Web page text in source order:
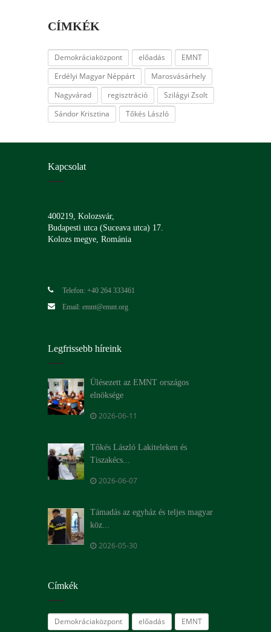
CÍMKÉK
Demokráciaközpont előadás
EMNT
Erdélyi Magyar Néppárt
Marosvásárhely
Nagyvárad
regisztráció
Szilágyi Zsolt
Sándor Krisztina
Tőkés László
Kapcsolat
400219, Kolozsvár,
Budapesti utca (Suceava utca) 17.
Kolozs megye, Románia
Telefon: +40 264 333461
Email: emnt@emnt.org
Legfrissebb híreink
Ülésezett az EMNT országos
elnöksége
2026-06-11
Tőkés László Lakiteleken és
Tiszakécs...
2026-06-07
Támadás az egyház és teljes magyar
köz...
2026-05-30
Címkék
Demokráciaközpont előadás EMNT